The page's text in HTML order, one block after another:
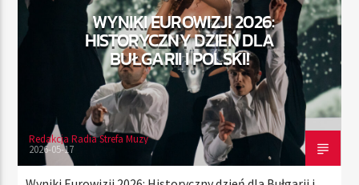
TERAZ
RADIO STREFA MUZY
00:00 21:00
Radio Strefa Muzy
WYNIKI EUROWIZJI 2026:
HISTORYCZNY DZIEŃ DLA
BUŁGARII I POLSKI!
Redakcja Radia Strefa Muzy
2026-05-17